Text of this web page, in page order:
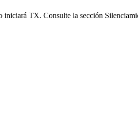
TX. Consulte la sección